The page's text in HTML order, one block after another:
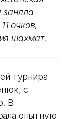
очков,
шахмат.
турнира
с
В
опытную